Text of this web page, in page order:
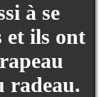
à se
et ils ont
radeau.